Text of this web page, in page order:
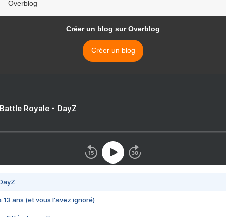
Overblog
Créer un blog sur Overblog
Créer un blog
Royale - DayZ
13 ans (et vous l'avez ignoré)